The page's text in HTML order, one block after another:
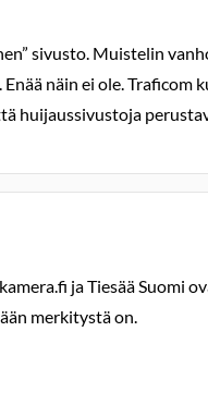
sivusto. Muistelin
näin ei ole.
huijaussivustoja
ja Tiesää Suomi
merkitystä on.